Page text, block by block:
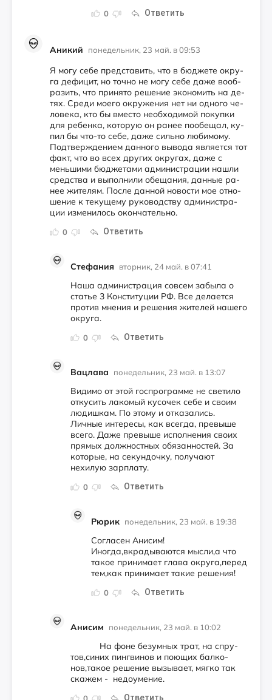
0 Ответить
Аникий понедельник, 23 май. в 09:53
0 Ответить
Я мо­гу се­бе пред­ста­вить, что в бюд­же­те ок­ру­
га де­фицит, но точ­но не мо­гу се­бе да­же во­об­
ра­зить, что при­нято ре­шение эко­номить на де­
тях. Сре­ди мо­его ок­ру­жения нет ни од­но­го че­
лове­ка, кто бы вмес­то не­об­хо­димой по­куп­ки
для ре­бен­ка, ко­торую он ра­нее по­обе­щал, ку­
пил бы что-то се­бе, да­же силь­но лю­бимо­му.
Под­твержде­ни­ем дан­но­го вы­вода яв­ля­ет­ся тот
факт, что во всех дру­гих ок­ру­гах, да­же с
мень­ши­ми бюд­же­тами ад­ми­нис­тра­ции наш­ли
средс­тва и вы­пол­ни­ли обе­щания, дан­ные ра­
нее жи­телям. Пос­ле дан­ной но­вос­ти мое от­но­
шение к те­куще­му ру­ководс­тву ад­ми­нис­тра­
ции из­ме­нилось окон­ча­тель­но.
Стефания вторник, 24 май. в 07:41
0 Ответить
Наша администрация совсем забыла о
статье 3 Конституции РФ. Все делается
против мнения и решения жителей нашего
округа.
Вацлава понедельник, 23 май. в 13:07
0 Ответить
Видимо от этой госпрограмме не светило
откусить лакомый кусочек себе и своим
людишкам. По этому и отказались.
Личные интересы, как всегда, превыше
всего. Даже превыше исполнения своих
прямых должностных обязанностей. За
которые, на секундочку, получают
нехилую зарплату.
Рюрик понедельник, 23 май. в 19:38
0 Ответить
Согласен Анисим!
Иногда,вкрадываются мысли,а что
такое принимает глава округа,перед
тем,как принимает такие решения!
Анисим понедельник, 23 май. в 10:02
0 Ответить
На фо­не бе­зум­ных трат, на спру­
тов,си­них пин­гви­нов и по­ющих бал­ко­
нов,та­кое ре­ше­ние вы­зы­ва­ет, мяг­ко так
ска­жем - не­до­уме­ние.